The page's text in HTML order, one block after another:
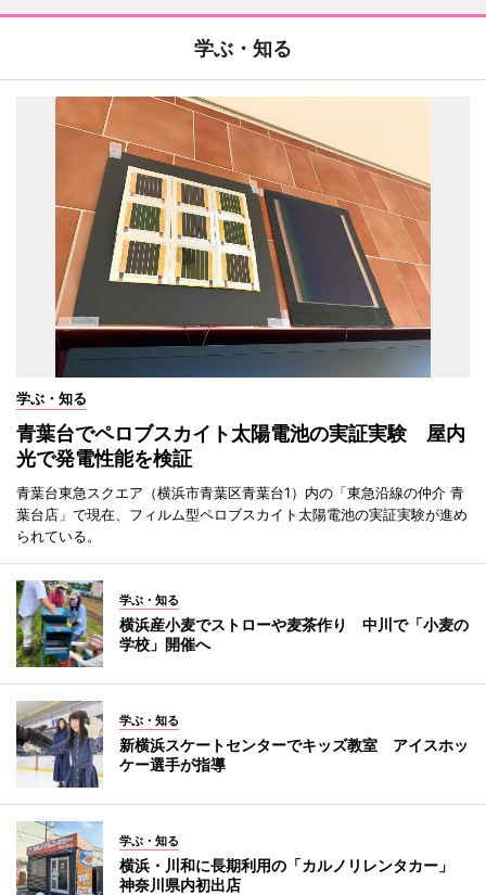
学ぶ・知る
学ぶ・知る
青葉台でペロブスカイト太陽電池の実証実験 屋内
光で発電性能を検証
青葉台東急スクエア（横浜市青葉区青葉台1）内の「東急沿線の仲介 青
葉台店」で現在、フィルム型ペロブスカイト太陽電池の実証実験が進め
られている。
学ぶ・知る
横浜産小麦でストローや麦茶作り 中川で「小麦の
学校」開催へ
学ぶ・知る
新横浜スケートセンターでキッズ教室 アイスホッ
ケー選手が指導
学ぶ・知る
横浜・川和に長期利用の「カルノリレンタカー」
神奈川県内初出店